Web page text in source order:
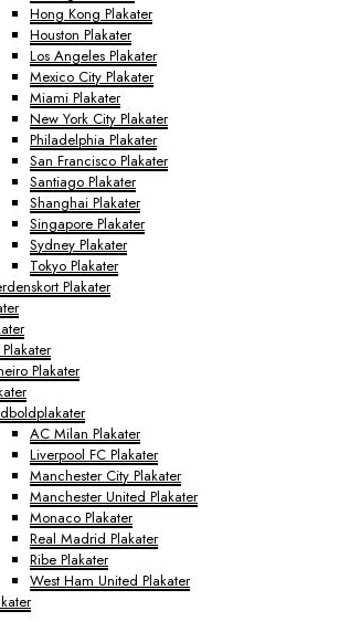
Hong Kong Plakater
Houston Plakater
Los Angeles Plakater
Mexico City Plakater
Miami Plakater
New York City Plakater
Philadelphia Plakater
San Francisco Plakater
Santiago Plakater
Shanghai Plakater
Singapore Plakater
Sydney Plakater
Tokyo Plakater
Plakater
Plakater
AC Milan Plakater
Liverpool FC Plakater
Manchester City Plakater
Manchester United Plakater
Monaco Plakater
Real Madrid Plakater
Ribe Plakater
West Ham United Plakater